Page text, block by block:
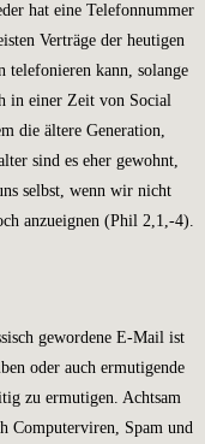
hat eine Telefonnummer
Verträge der heutigen
telefonieren kann, solange
in einer Zeit von Social
die ältere Generation,
sind es eher gewohnt,
selbst, wenn wir nicht
anzueignen (Phil 2 ,1,-4).
gewordene E-Mail ist
oder auch ermutigende
zu ermutigen. Achtsam
Computerviren, Spam und